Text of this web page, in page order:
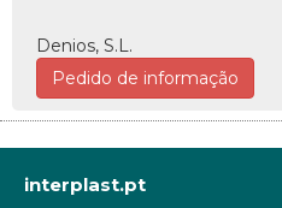
Denios, S.L.
Pedido de informação
interplast.pt